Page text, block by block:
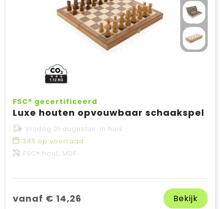
FSC® gecertificeerd
Luxe houten opvouwbaar schaakspel
Vrijdag 21 augustus in huis
345 op voorraad
FSC® hout, MDF
vanaf € 14,26 Bekijk